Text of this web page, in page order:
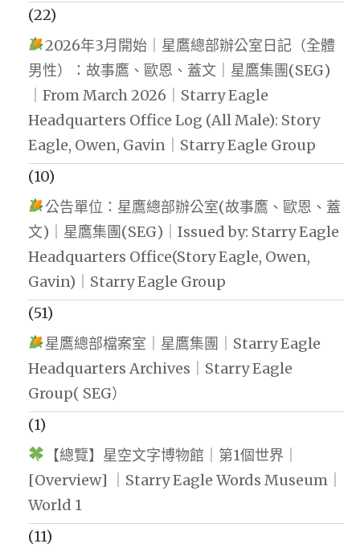
(22)
2026年3月開始｜星鷹總部辦公室日記（全體
男性）：故事鷹、歐恩、蓋文｜星鷹集團(SEG)
｜From March 2026｜Starry Eagle
Headquarters Office Log (All Male): Story
Eagle, Owen, Gavin｜Starry Eagle Group
(10)
公告單位：星鷹總部辦公室(故事鷹、歐恩、蓋
文)｜星鷹集團(SEG)｜Issued by: Starry Eagle
Headquarters Office(Story Eagle, Owen,
Gavin)｜Starry Eagle Group
(51)
星鷹總部檔案室｜星鷹集團｜Starry Eagle
Headquarters Archives｜Starry Eagle
Group( SEG）
(1)
【總覽】星空文字博物館｜第1個世界｜
[Overview] ｜Starry Eagle Words Museum｜
World 1
(11)